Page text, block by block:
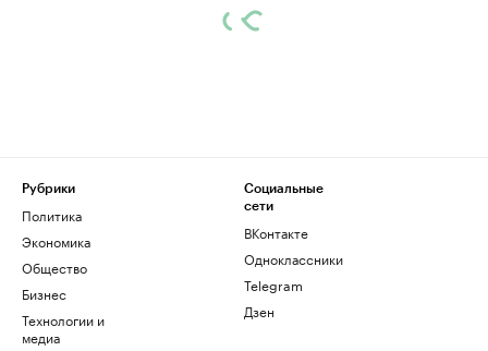
Рубрики
Политика
Экономика
Общество
Бизнес
Технологии и
медиа
Социальные
сети
ВКонтакте
Одноклассники
Telegram
Дзен